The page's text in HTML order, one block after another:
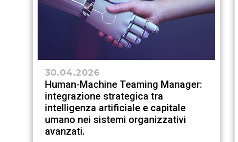
30.04.2026
Human-Machine Teaming Manager:
integrazione strategica tra
intelligenza artificiale e capitale
umano nei sistemi organizzativi
avanzati.